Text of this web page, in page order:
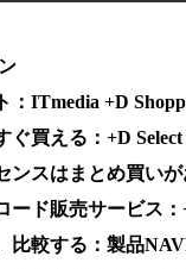
：ITmedia +D
ぐ買える：+D Select
ンスはまとめ買い
ード販売サービス
比較する：製品